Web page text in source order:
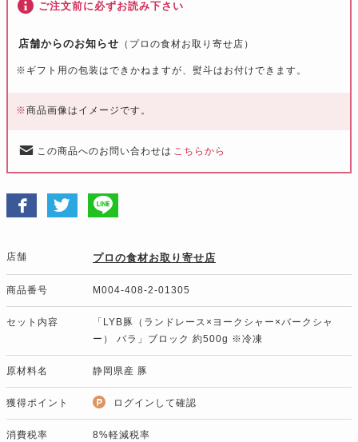
ご注文前に必ずお読み下さい
店舗からのお知らせ （プロの食材お取り寄せ店）
※ ギフト用の包装はできかねますが、熨斗はお付けできます。
※商品画像はイメージです。
この商品へのお問い合わせは こちらから
店舗 プロの食材お取り寄せ店
商品番号 M004-408-2-01305
セット内容
「LYB豚（ランドレース×ヨークシャー×バークシャ
ー） バラ」ブロック 約500g ※冷凍
原材料名 静岡県産 豚
獲得ポイント ログインして確認
消費税率 8%軽減税率